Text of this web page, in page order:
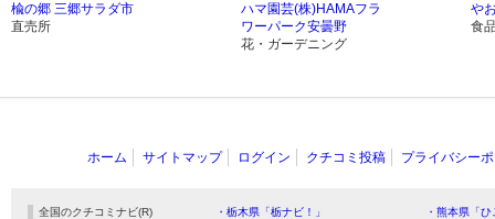
楡の郷 三郷サラダ市
直売所
ハマ園芸(株)HAMAフラ
ワーパーク安曇野
花・ガーデニング
や
食
ホーム サイトマップ ログイン クチコミ投稿 プライバシー
全国のクチコミナビ(R) ・栃木県「栃ナビ！」
・熊本県「